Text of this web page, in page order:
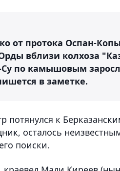
от протока Оспан-
вблизи колхоза
по камышовым
в заметке.
потянулся к
осталось
поиски.